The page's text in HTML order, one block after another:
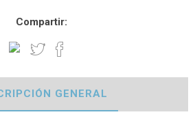
Compartir:
GENERAL